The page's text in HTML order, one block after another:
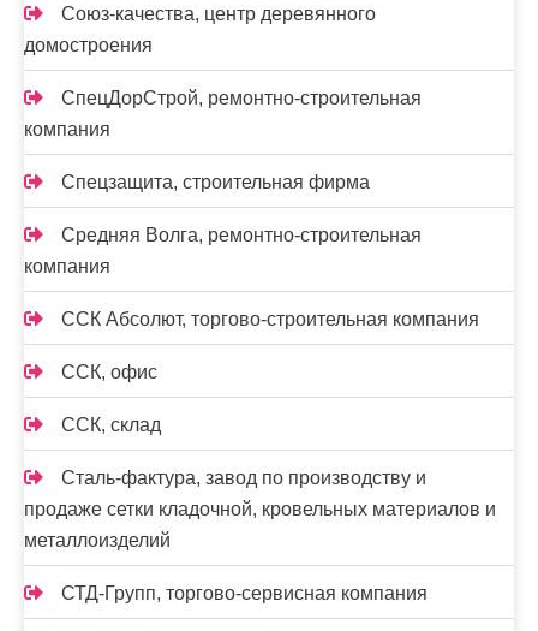
Союз-качества, центр деревянного
домостроения
СпецДорСтрой, ремонтно-строительная
компания
Спецзащита, строительная фирма
Средняя Волга, ремонтно-строительная
компания
ССК Абсолют, торгово-строительная компания
ССК, офис
ССК, склад
Сталь-фактура, завод по производству и
продаже сетки кладочной, кровельных материалов и
металлоизделий
СТД-Групп, торгово-сервисная компания